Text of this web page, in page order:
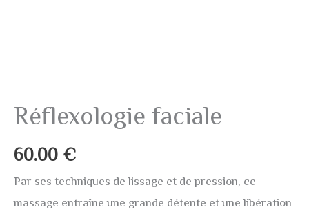
Réflexologie faciale
60.00 €
Par ses techniques de lissage et de pression, ce
massage entraîne une grande détente et une libération